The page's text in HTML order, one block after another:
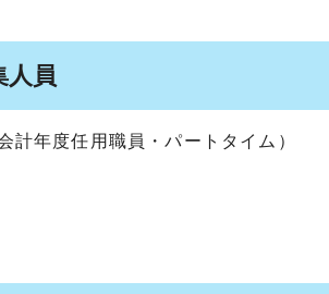
員
計年度任用職員・パートタイム）